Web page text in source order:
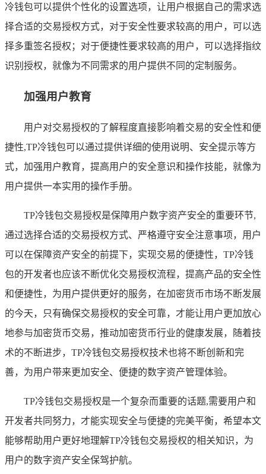
冷钱包可以提供个性化的设置选项，让用户根据自己的需求选
择合适的交易授权方式，对于安全性要求较高的用户，可以选
择多重签名授权；对于便捷性要求较高的用户，可以选择指纹
识别授权，就像为不同需求的用户提供不同的定制服务。
加强用户教育
用户对交易授权的了解程度直接影响着交易的安全性和便
捷性,TP冷钱包可以通过提供详细的使用说明、安全提示等方
式，加强用户教育，提高用户的安全意识和操作技能，就像为
用户提供一本实用的操作手册。
TP冷钱包交易授权是保障用户数字资产安全的重要环节,
通过选择合适的交易授权方式、严格遵守安全注意事项，用户
可以在保障资产安全的前提下，实现交易的便捷性，TP冷钱
包的开发者也应该不断优化交易授权流程，提高产品的安全性
和便捷性，为用户提供更好的服务，在加密货币市场不断发展
的今天，只有确保交易授权的安全可靠，才能让用户更加放心
地参与加密货币交易，推动加密货币行业的健康发展，随着技
术的不断进步，TP冷钱包交易授权技术也将不断创新和完
善，为用户带来更加安全、便捷的数字资产管理体验。
TP冷钱包交易授权是一个复杂而重要的话题,需要用户和
开发者共同努力，才能实现安全与便捷的完美平衡，希望本文
能够帮助用户更好地理解TP冷钱包交易授权的相关知识，为
用户的数字资产安全保驾护航。